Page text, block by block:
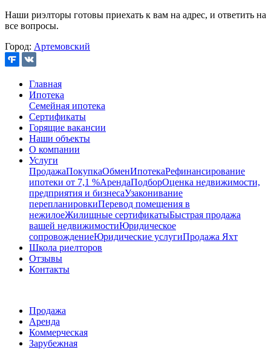
Наши риэлторы готовы приехать к вам на адрес, и ответить на
все вопросы.
Город: Артемовский
Главная
Ипотека
Семейная ипотека
Сертификаты
Горящие вакансии
Наши объекты
О компании
Услуги
ПродажаПокупкаОбменИпотекаРефинансирование
ипотеки от 7,1 %АрендаПодборОценка недвижимости,
предприятия и бизнесаУзаконивание
перепланировкиПеревод помещения в
нежилоеЖилищные сертификатыБыстрая продажа
вашей недвижимостиЮридическое
сопровождениеЮридические услугиПродажа Яхт
Школа риелторов
Отзывы
Контакты
Продажа
Аренда
Коммерческая
Зарубежная